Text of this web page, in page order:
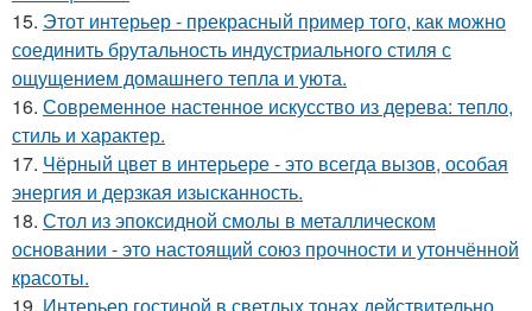
15. Этот интерьер - прекрасный пример того, как можно
соединить брутальность индустриального стиля с
ощущением домашнего тепла и уюта.
16. Современное настенное искусство из дерева: тепло,
стиль и характер.
17. Чёрный цвет в интерьере - это всегда вызов, особая
энергия и дерзкая изысканность.
18. Стол из эпоксидной смолы в металлическом
основании - это настоящий союз прочности и утончённой
красоты.
19. Интерьер гостиной в светлых тонах действительно